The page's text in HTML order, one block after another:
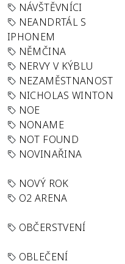
NÁVŠTĚVNÍCI
NEANDRTÁL S
IPHONEM
NĚMČINA
NERVY V KÝBLU
NEZAMĚSTNANOST
NICHOLAS WINTON
NOE
NONAME
NOT FOUND
NOVINAŘINA
NOVÝ ROK
O2 ARENA
OBČERSTVENÍ
OBLEČENÍ